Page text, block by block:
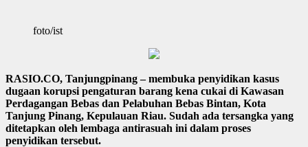
foto/ist
RASIO.CO, Tanjungpinang – membuka penyidikan kasus
dugaan korupsi pengaturan barang kena cukai di Kawasan
Perdagangan Bebas dan Pelabuhan Bebas Bintan, Kota
Tanjung Pinang, Kepulauan Riau. Sudah ada tersangka yang
ditetapkan oleh lembaga antirasuah ini dalam proses
penyidikan tersebut.